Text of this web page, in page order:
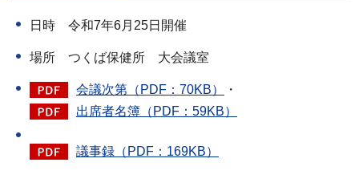
日時 令和7年6月25日開催
場所 つくば保健所 大会議室
会議次第（PDF：70KB）
・
出席者名簿（PDF：59KB）
議事録（PDF：169KB）